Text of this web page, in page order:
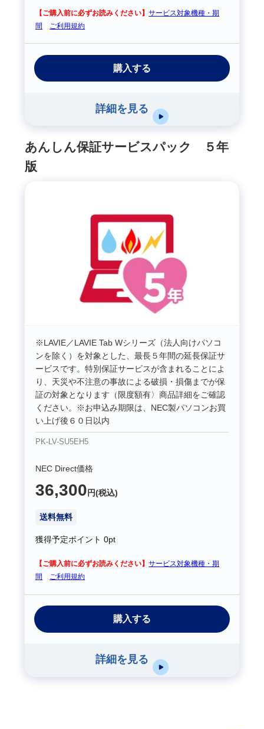
【ご購入前に必ずお読みください】サービス対象機種・期
間
ご利用規約
購入する
詳細を見る
あんしん保証サービスパック ５年
版
※LAVIE／LAVIE Tab Wシリーズ（法人向けパソコ
ンを除く）を対象とした、最長５年間の延長保証サ
ービスです。特別保証サービスが含まれることによ
り、天災や不注意の事故による破損・損傷までが保
証の対象となります（限度額有〉商品詳細をご確認
ください。※お申込み期限は、NEC製パソコンお買
い上げ後６０日以内
PK-LV-SU5EH5
NEC Direct価格
36,300 円(税込)
送料無料
獲得予定ポイント0pt
【ご購入前に必ずお読みください】サービス対象機種・期
間
ご利用規約
購入する
詳細を見る